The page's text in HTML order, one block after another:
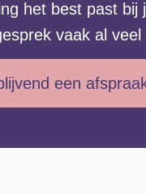
het best past bij
vaak al veel
een